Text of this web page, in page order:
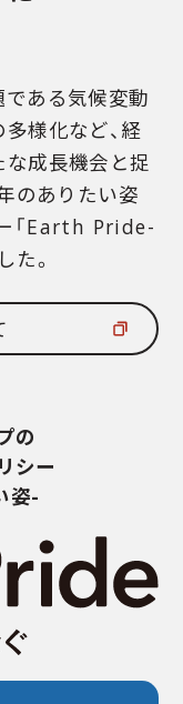
である気候変動
様化など、経
な成長機会と捉
のありたい姿
「Earth Pride-
た。
の
シー
姿-